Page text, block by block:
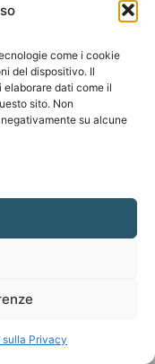
come i cookie
del dispositivo. Il
dati come il
sito. Non
su alcune
Privacy